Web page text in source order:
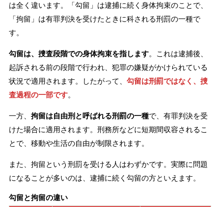
は全く違います。「勾留」は逮捕に続く身体拘束のことで、
「拘留」は有罪判決を受けたときに科される刑罰の一種で
す。
勾留は、捜査段階での身体拘束を指します。これは逮捕後、
起訴される前の段階で行われ、犯罪の嫌疑がかけられている
状況で適用されます。したがって、 勾留は刑罰ではなく、捜
査過程の一部です。
一方、 拘留は自由刑と呼ばれる刑罰の一種で、有罪判決を受
けた場合に適用されます。刑務所などに短期間収容されるこ
とで、移動や生活の自由が制限されます。
また、拘留という刑罰を受ける人はわずかです。実際に問題
になることが多いのは、逮捕に続く勾留の方といえます。
勾留と拘留の違い